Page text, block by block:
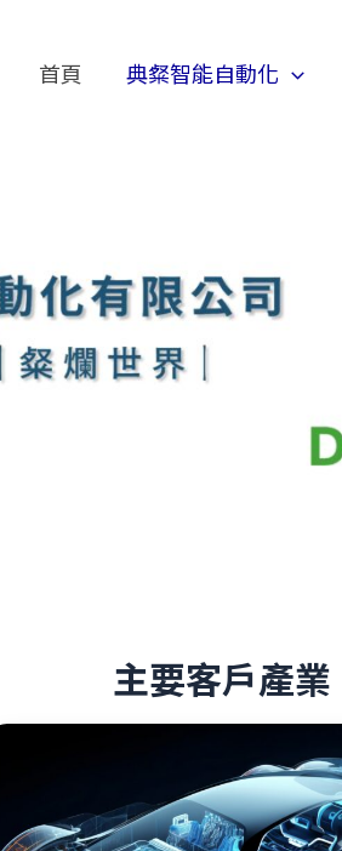
首頁 典粲智能自動化
主要客戶產業